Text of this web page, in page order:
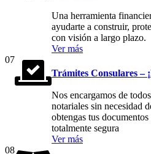
Una herramienta
ayudarte a construir,
con visión a largo plazo.
Ver más
07
Trámites Consulares –
Nos encargamos de
notariales sin necesidad
obtengas tus
totalmente segura
Ver más
08